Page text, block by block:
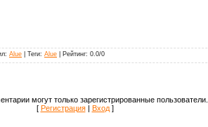
: Alue Теги: Alue Рейтинг: 0.0/0
могут только зарегистрированные пользователи.
[ Регистрация| Вход]